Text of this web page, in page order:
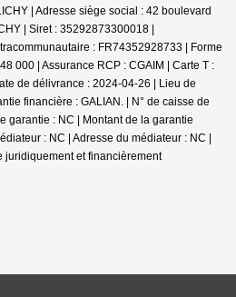
| Adresse siège social : 42 boulevard
| Siret : 35292873300018 |
: FR74352928733 | Forme
000 | Assurance RCP : CGAIM | Carte T :
de délivrance : 2024-04-26 | Lieu de
financière : GALIAN. | N° de caisse de
garantie : NC | Montant de la garantie
: NC | Adresse du médiateur : NC |
juridiquement et financièrement